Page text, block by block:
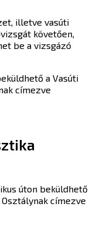
illetve vasúti
követően,
be a vizsgázó
a Vasúti
címezve
úton beküldhető
címezve